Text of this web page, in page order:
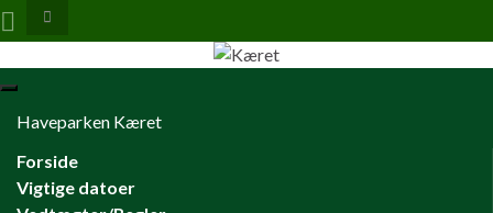
Toggle
Search for:
Toggle
Haveparken Kæret
Forside
Vigtige datoer